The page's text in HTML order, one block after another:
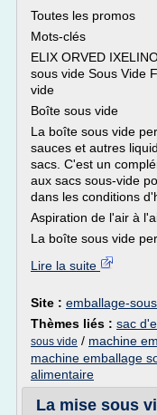
Toutes les promos
Mots-clés
ELIX ORVED
sous vide Sous Vide
vide
Boîte sous vide
La boîte sous vide
sauces et autres
sacs. C'est un
aux sacs sous-vide
dans les conditions
Aspiration de l'air à
La boîte sous vide
Lire la suite
Site : emballage-
Thèmes liés : sac
sous vide / machine
machine emballage
alimentaire
La mise sous